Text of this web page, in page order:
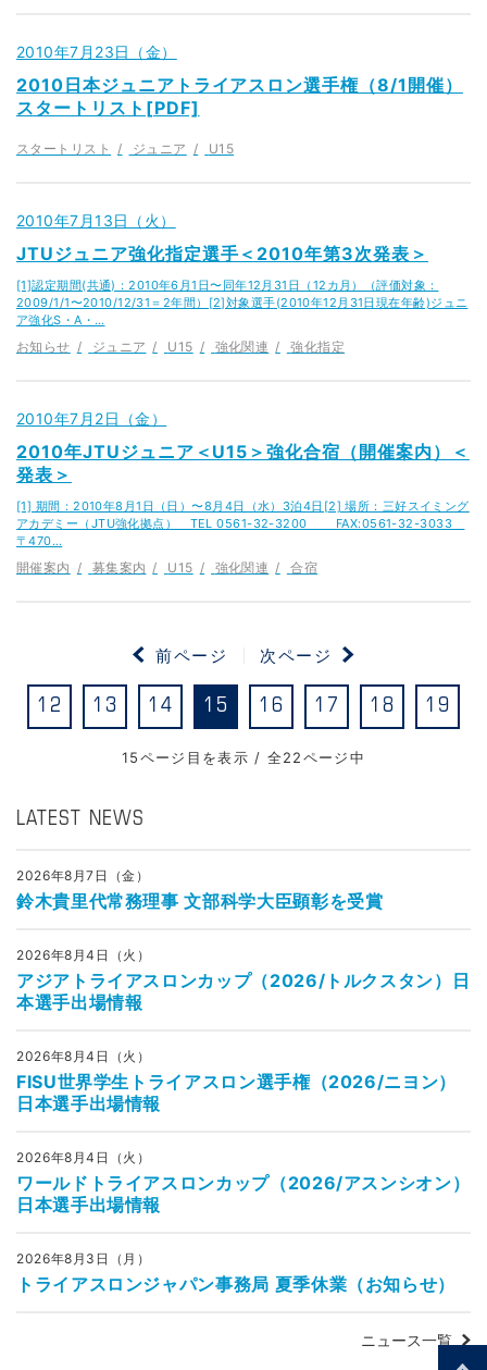
2010年7月23日（金）
2010日本ジュニアトライアスロン選手権（8/1開催）
スタートリスト[PDF]
スタートリスト ジュニア U15
2010年7月13日（火）
JTUジュニア強化指定選手＜2010年第3次発表＞
[1]認定期間(共通)：2010年6月1日〜同年12月31日（12カ月）（評価対象：
2009/1/1〜2010/12/31＝2年間）[2]対象選手(2010年12月31日現在年齢)ジュニ
ア強化S・A・…
お知らせ ジュニア U15 強化関連 強化指定
2010年7月2日（金）
2010年JTUジュニア＜U15＞強化合宿（開催案内）＜
発表＞
[1] 期間：2010年8月1日（日）〜8月4日（水）3泊4日[2] 場所：三好スイミング
アカデミー（JTU強化拠点） TEL 0561-32-3200 FAX:0561-32-3033
〒470…
開催案内 募集案内 U15 強化関連 合宿
15ページ目を表示 / 全22ページ中
前ページ
12 13 14 15 16 17 18 19
次ページ
LATEST NEWS
2026年8月7日（金）
鈴木貴里代常務理事 文部科学大臣顕彰を受賞
2026年8月4日（火）
アジアトライアスロンカップ（2026/トルクスタン）日
本選手出場情報
2026年8月4日（火）
FISU世界学生トライアスロン選手権（2026/ニヨン）
日本選手出場情報
2026年8月4日（火）
ワールドトライアスロンカップ（2026/アスンシオン）
日本選手出場情報
2026年8月3日（月）
トライアスロンジャパン事務局 夏季休業（お知らせ）
ニュース一覧